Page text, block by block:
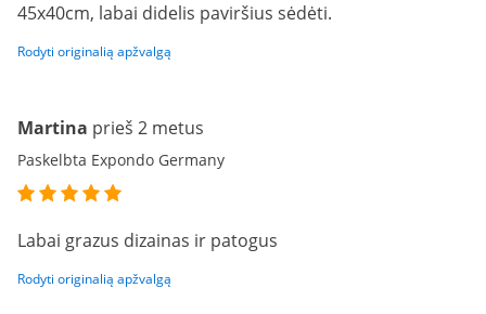
45x40cm, labai didelis paviršius sėdėti.
Rodyti originalią apžvalgą
Martina prieš 2 metus
Paskelbta Expondo Germany
Labai grazus dizainas ir patogus
Rodyti originalią apžvalgą